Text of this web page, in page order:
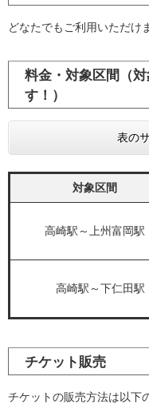
どなたでもご利用いただけ
料金・対象区間（
す！）
表の
対象区間
高崎駅～上州富岡駅
高崎駅～下仁田駅
チケット販売
チケットの販売方法は以下